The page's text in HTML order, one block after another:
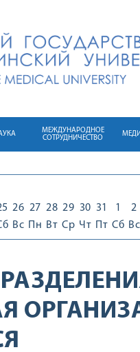
МЕЖДУНАРОДНОЕ
СОТРУДНИЧЕСТВО
26
Вс
27
Пн
28
Вт
29
Ср
30
Чт
31
Пт
1
Сб
2
Вс